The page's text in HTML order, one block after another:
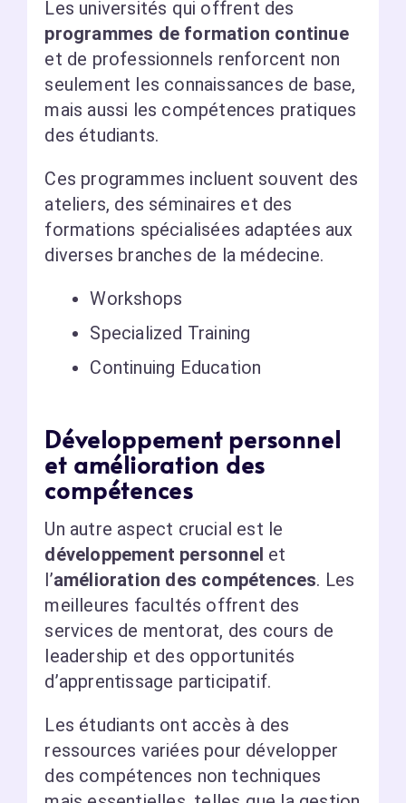
Les universités qui offrent des
programmes de formation continue
et de professionnels renforcent non
seulement les connaissances de base,
mais aussi les compétences pratiques
des étudiants.
Ces programmes incluent souvent des
ateliers, des séminaires et des
formations spécialisées adaptées aux
diverses branches de la médecine.
Workshops
Specialized Training
Continuing Education
Développement personnel
et amélioration des
compétences
Un autre aspect crucial est le
développement personnel et
l’amélioration des compétences. Les
meilleures facultés offrent des
services de mentorat, des cours de
leadership et des opportunités
d’apprentissage participatif.
Les étudiants ont accès à des
ressources variées pour développer
des compétences non techniques